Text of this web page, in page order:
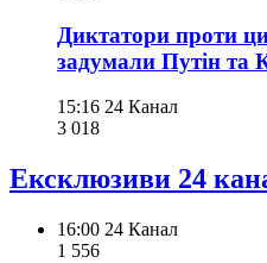
Диктатори проти
задумали Путін та
15:16 24 Канал
3 018
Ексклюзиви 24
16:00 24 Канал
1 556